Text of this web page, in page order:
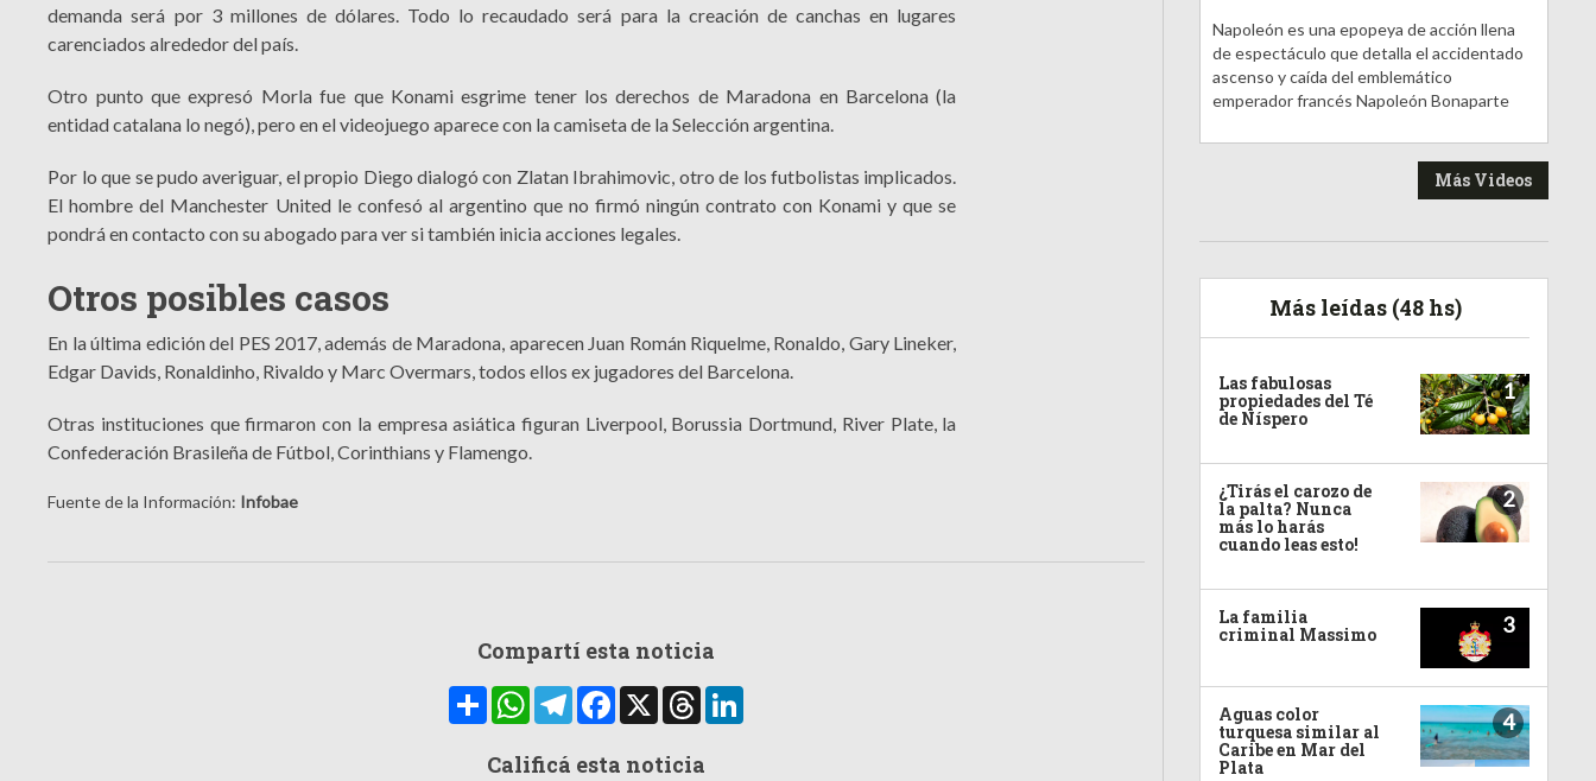
demanda será por 3 millones de dólares. Todo lo recaudado será para la creación de canchas en lugares
carenciados alrededor del país.
Otro punto que expresó Morla fue que Konami esgrime tener los derechos de Maradona en Barcelona (la
entidad catalana lo negó), pero en el videojuego aparece con la camiseta de la Selección argentina.
Por lo que se pudo averiguar, el propio Diego dialogó con Zlatan Ibrahimovic, otro de los futbolistas implicados.
El hombre del Manchester United le confesó al argentino que no firmó ningún contrato con Konami y que se
pondrá en contacto con su abogado para ver si también inicia acciones legales.
Otros posibles casos
En la última edición del PES 2017, además de Maradona, aparecen Juan Román Riquelme, Ronaldo, Gary Lineker,
Edgar Davids, Ronaldinho, Rivaldo y Marc Overmars, todos ellos ex jugadores del Barcelona.
Otras instituciones que firmaron con la empresa asiática figuran Liverpool, Borussia Dortmund, River Plate, la
Confederación Brasileña de Fútbol, Corinthians y Flamengo.
Fuente de la Información: Infobae
Compartí esta noticia
CompartirWhatsAppTelegramFacebook
X Threads
Calificá esta noticia
Napoleón es una epopeya de acción llena
de espectáculo que detalla el accidentado
ascenso y caída del emblemático
emperador francés Napoleón Bonaparte
Más Videos
Más leídas (48 hs)
Las fabulosas
propiedades del Té
de Níspero
1
¿Tirás el carozo de
la palta? Nunca
más lo harás
cuando leas esto!
2
La familia
criminal Massimo 3
Aguas color
turquesa similar al
Caribe en Mar del
Plata
4